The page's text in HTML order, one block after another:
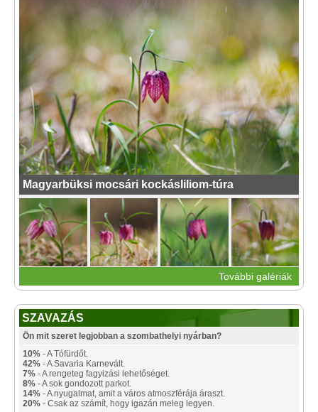
Magyarbüksi mocsári kockásliliom-túra
További galériák
SZAVAZÁS
Ön mit szeret legjobban a szombathelyi nyárban?
10% - A Tófürdőt.
42% - A Savaria Karnevált.
7% - A rengeteg fagyizási lehetőséget.
8% - A sok gondozott parkot.
14% - A nyugalmat, amit a város atmoszférája áraszt.
20% - Csak az számít, hogy igazán meleg legyen.